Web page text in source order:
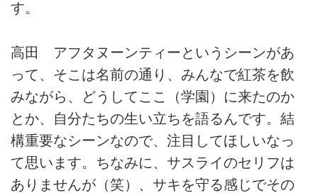
す。
高田 アフタヌーンティーというシーンがあ
って、そこは名前の通り、みんなで紅茶を飲
みながら、どうしてここ（学園）に来たのか
とか、自分たちの生い立ちを語るんです。結
構重要なシーンなので、注目してほしいなっ
て思います。ちなみに、サスライのセリフは
ありませんが（笑）、サキを守る感じでその